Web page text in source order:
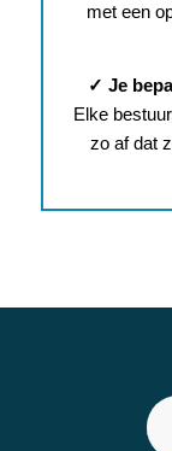
met een
✓ Je
Elke
zo af dat